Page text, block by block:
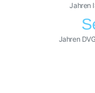
Jahren
Jahren